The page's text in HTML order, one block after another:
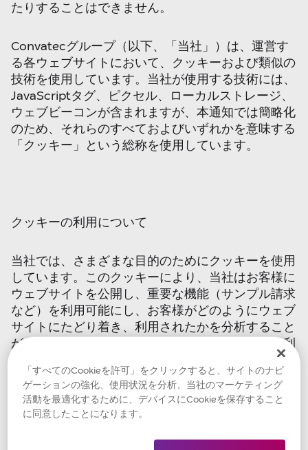
たりすることはできません。
Convatecグループ（以下、「当社」）は、運営す
る各ウェブサイトにおいて、クッキーおよび類似の
技術を使用しています。当社が使用する技術には、
JavaScriptタグ、ピクセル、ローカルストレージ、
ウェブビーコンが含まれますが、本通知では簡略化
のため、それらのすべておよびいずれかを意味する
「クッキー」という総称を使用しています。
クッキーの利用について
当社では、さまざまな目的のためにクッキーを使用
しています。このクッキーにより、当社はお客様に
ウェブサイトを公開し、重要な機能（サンプル請求
など）を利用可能にし、お客様がどのようにウェブ
サイトにたどり着き、利用されたかを分析すること
ができます。また、お客様が本ウェブサイトをご利
に、お客様に合わせて広告を表示する目的で、一部
のクッキーを使用しています。
「すべてのCookieを許可」をクリックすると、サイトのナビ
ゲーションの強化、使用状況を分析、当社のマーケティング
活動を最適化するために、デバイスにCookieを保存すること
に同意したことになります。